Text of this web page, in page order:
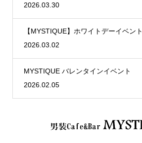
2026.03.30
【MYSTIQUE】ホワイトデーイベント
2026.03.02
MYSTIQUE バレンタインイベント
2026.02.05